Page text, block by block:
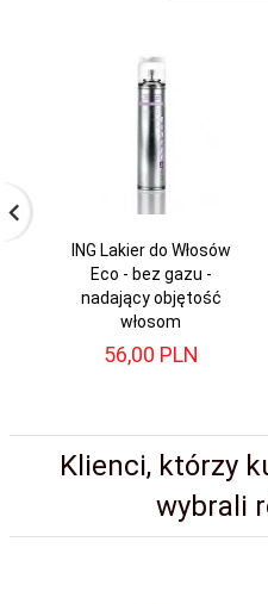
ING Lakier do Włosów
Eco - bez gazu -
nadający objętość
włosom
56,00 PLN
Klienci, którzy
wybrali